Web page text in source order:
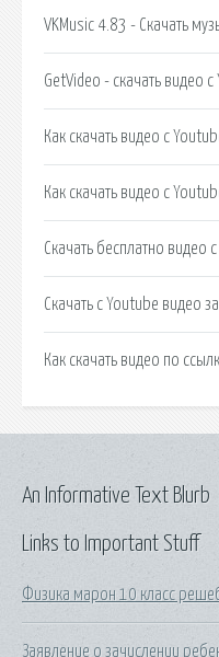
VKMusic 4.83 - Скачать
GetVideo - скачать видео с
Как скачать видео с
Как скачать видео с
Cкачать бесплатно видео
Скачать с Youtube видео
Как скачать видео по
Links to Important Stuff
Физика марон 10 класс
Заявление о зачислении
An Informative Text Blurb